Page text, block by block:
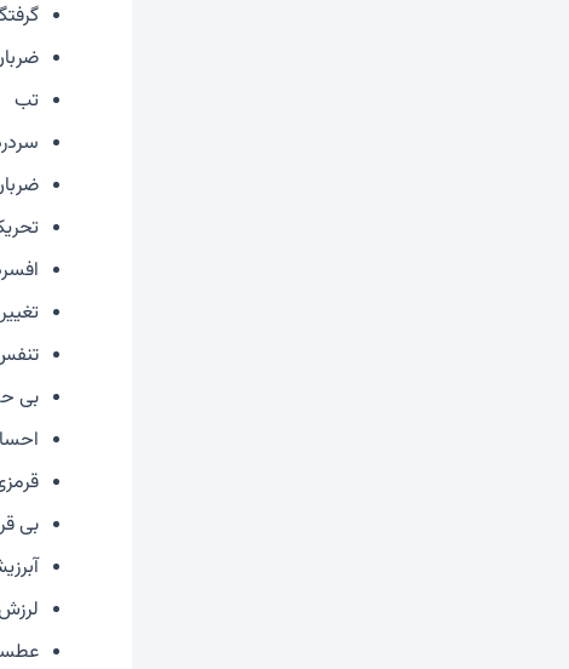
تب
بی
بی